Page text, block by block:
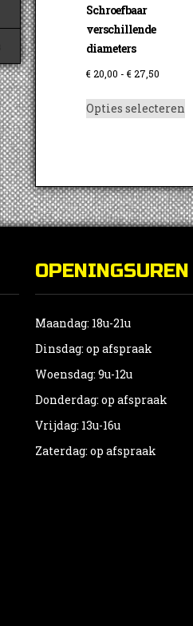
Schroefbaar
verschillende
diameters
€20,00 - €27,50
tot
Opties selecteren
OPENINGSUREN
Maandag: 18u-21u
Dinsdag: op afspraak
Woensdag: 9u-12u
Donderdag: op afspraak
Vrijdag: 13u-16u
Zaterdag: op afspraak